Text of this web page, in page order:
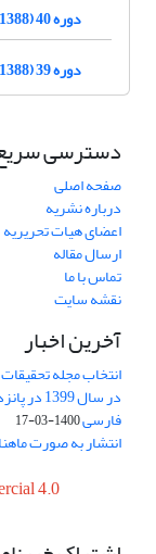
دوره 40 (1388)
دوره 39 (1388)
دسترسی
صفحه اصلی
درباره نشریه
اعضای هیات تحریریه
ارسال مقاله
تماس با ما
نقشه سایت
آخرین اخبار
انتخاب مجله
در سال
فارسی1400-03-17
انتشار به صورت
4.0